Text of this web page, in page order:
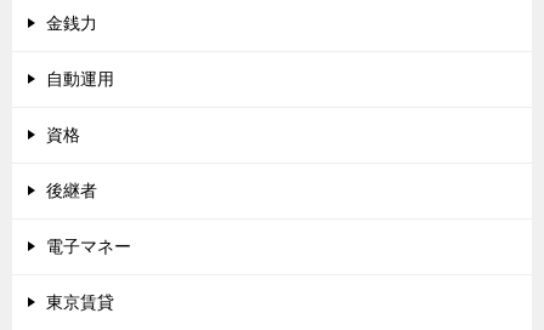
金銭力
自動運用
資格
後継者
電子マネー
東京賃貸